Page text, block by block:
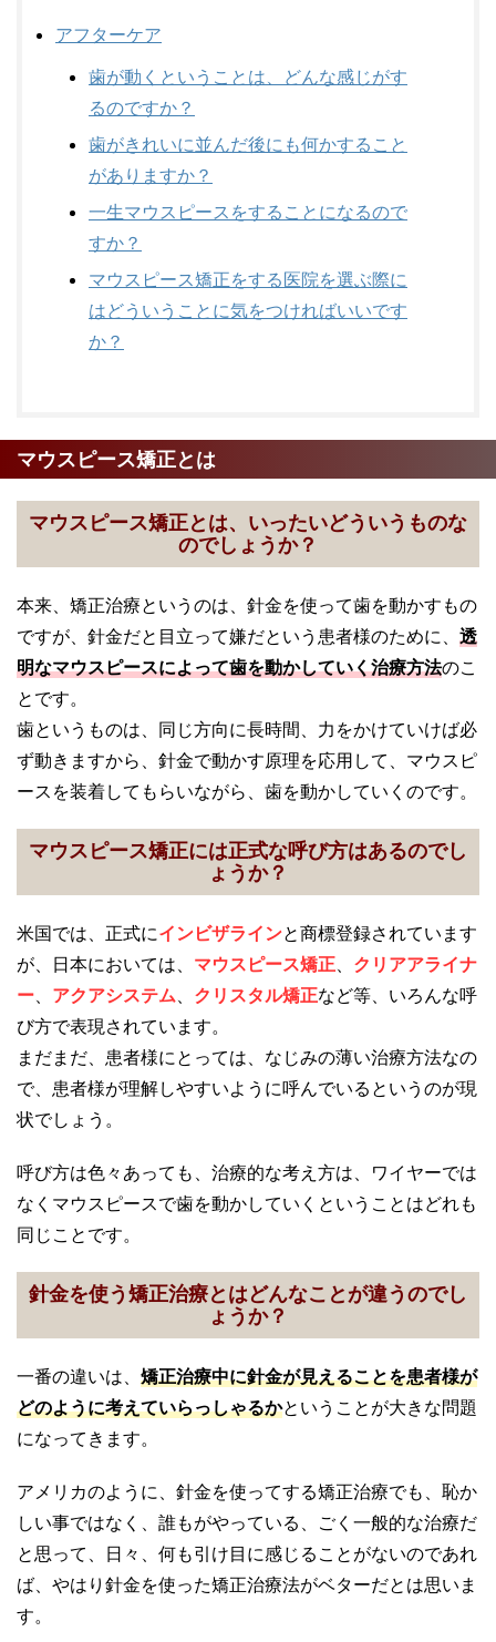
アフターケア
歯が動くということは、どんな感じがす
るのですか？
歯がきれいに並んだ後にも何かすること
がありますか？
一生マウスピースをすることになるので
すか？
マウスピース矯正をする医院を選ぶ際に
はどういうことに気をつければいいです
か？
マウスピース矯正とは
マウスピース矯正とは、いったいどういうものな
のでしょうか？
本来、矯正治療というのは、針金を使って歯を動かすもの
ですが、針金だと目立って嫌だという患者様のために、 透
明なマウスピースによって歯を動かしていく治療方法のこ
とです。
歯というものは、同じ方向に長時間、力をかけていけば必
ず動きますから、針金で動かす原理を応用して、マウスピ
ースを装着してもらいながら、歯を動かしていくのです。
マウスピース矯正には正式な呼び方はあるのでし
ょうか？
米国では、正式にインビザラインと商標登録されています
が、日本においては、 マウスピース矯正、 クリアアライナ
ー、 アクアシステム、 クリスタル矯正など等、いろんな呼
び方で表現されています。
まだまだ、患者様にとっては、なじみの薄い治療方法なの
で、患者様が理解しやすいように呼んでいるというのが現
状でしょう。
呼び方は色々あっても、治療的な考え方は、ワイヤーでは
なくマウスピースで歯を動かしていくということはどれも
同じことです。
針金を使う矯正治療とはどんなことが違うのでし
ょうか？
一番の違いは、 矯正治療中に針金が見えることを患者様が
どのように考えていらっしゃるかということが大きな問題
になってきます。
アメリカのように、針金を使ってする矯正治療でも、恥か
しい事ではなく、誰もがやっている、ごく一般的な治療だ
と思って、日々、何も引け目に感じることがないのであれ
ば、やはり針金を使った矯正治療法がベターだとは思いま
す。